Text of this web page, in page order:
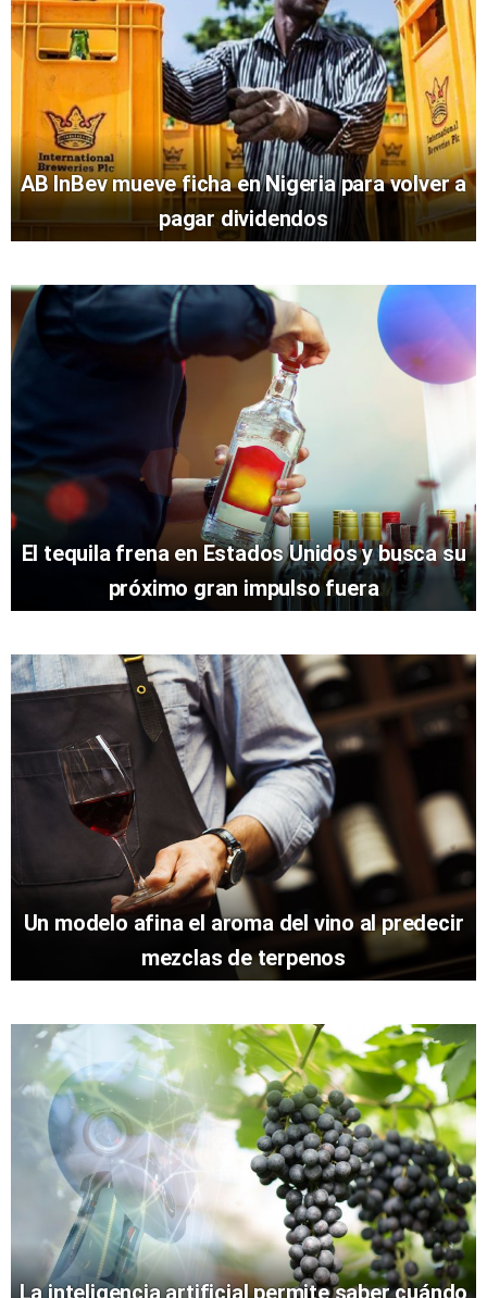
AB InBev mueve ficha en Nigeria para volver a
pagar dividendos
El tequila frena en Estados Unidos y busca su
próximo gran impulso fuera
Un modelo afina el aroma del vino al predecir
mezclas de terpenos
La inteligencia artificial permite saber cuándo